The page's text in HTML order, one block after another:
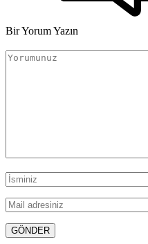
Bir Yorum Yazın